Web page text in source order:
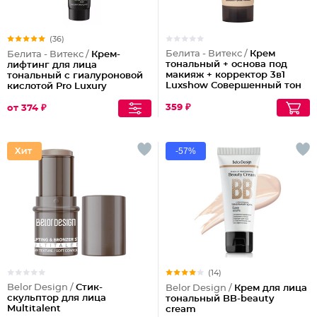
(36)
Белита - Витекс / Крем-
лифтинг для лица
тональный с гиалуроновой
кислотой Pro Luxury
от 374 ₽
Белита - Витекс / Крем
тональный + основа под
макияж + корректор 3в1
Luxshow Совершенный тон
359 ₽
Belor Design / Стик-
скульптор для лица
Multitalent
-57%
(14)
Belor Design / Крем для лица
тональный BB-beauty
cream